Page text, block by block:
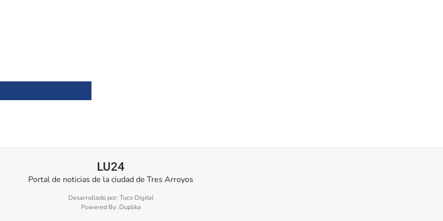
LU24
Portal de noticias de la ciudad de Tres Arroyos
Desarrollado por: Tuco Digital
Powered By: Duplika